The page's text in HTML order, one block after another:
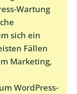
Wartung
sich ein
Fällen
Marketing,
WordPress-